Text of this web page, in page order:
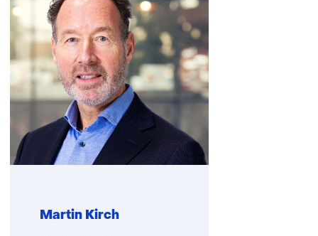
(Ook
samenwerken
met
TNO?
Neem
contact
Martin Kirch